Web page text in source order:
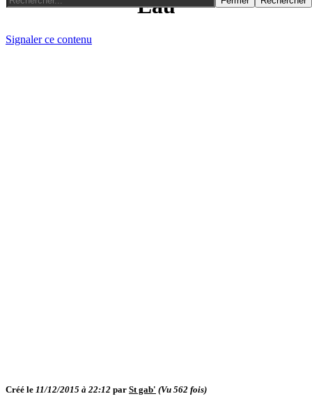
Eau
Signaler ce contenu
Créé le 11/12/2015 à 22:12 par St gab' (Vu 562 fois)